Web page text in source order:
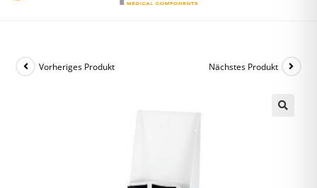
Vorheriges Produkt Nächstes Produkt